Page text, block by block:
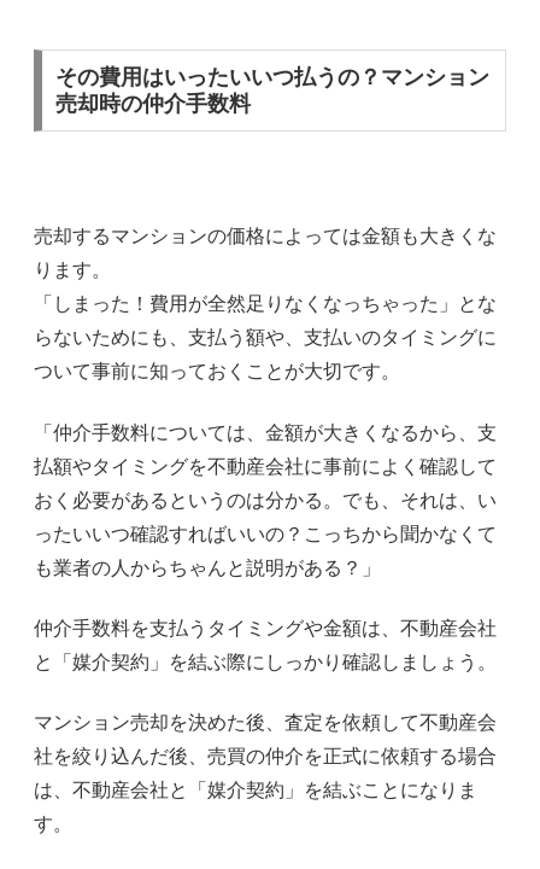
その費用はいったいいつ払うの？マンション
売却時の仲介手数料
売却するマンションの価格によっては金額も大きくな
ります。
「しまった！費用が全然足りなくなっちゃった」とな
らないためにも、支払う額や、支払いのタイミングに
ついて事前に知っておくことが大切です。
「仲介手数料については、金額が大きくなるから、支
払額やタイミングを不動産会社に事前によく確認して
おく必要があるというのは分かる。でも、それは、い
ったいいつ確認すればいいの？こっちから聞かなくて
も業者の人からちゃんと説明がある？」
仲介手数料を支払うタイミングや金額は、不動産会社
と「媒介契約」を結ぶ際にしっかり確認しましょう。
マンション売却を決めた後、査定を依頼して不動産会
社を絞り込んだ後、売買の仲介を正式に依頼する場合
は、不動産会社と「媒介契約」を結ぶことになりま
す。